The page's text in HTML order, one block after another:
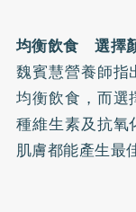
均衡飲食 選擇
魏賓慧營養師指
均衡飲食，而選
種維生素及抗氧
肌膚都能產生最